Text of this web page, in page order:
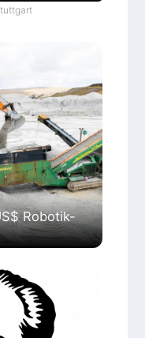
Robotik-